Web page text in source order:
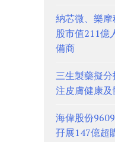
納芯微、樂
股市值211億
備商
三生製藥擬
注皮膚健康
海偉股份
孖展147億